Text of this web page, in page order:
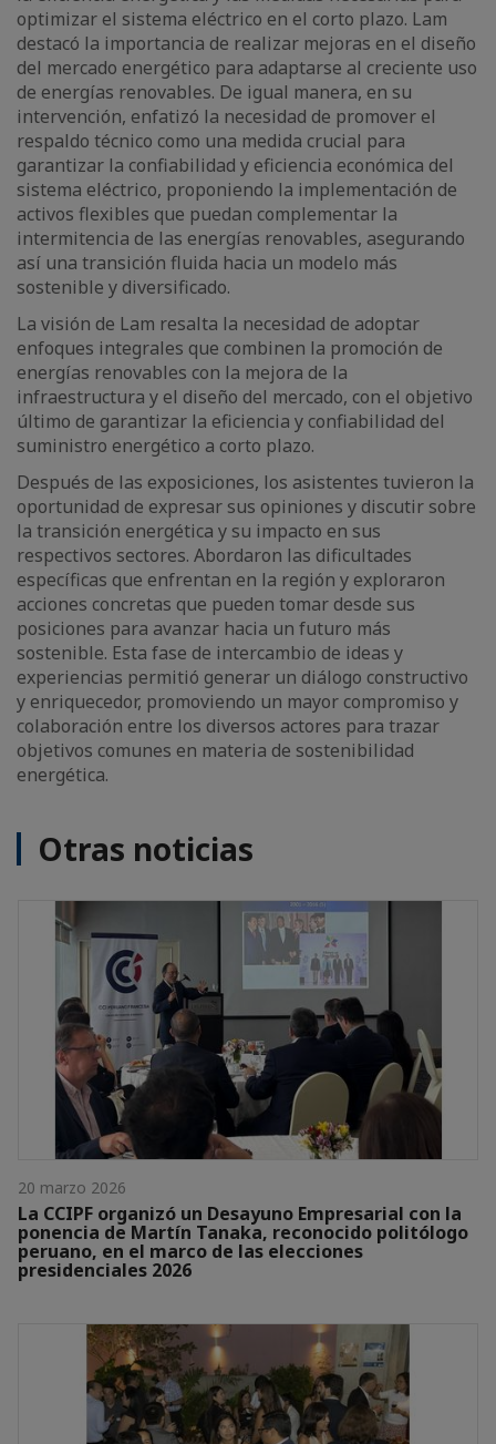
optimizar el sistema eléctrico en el corto plazo. Lam
destacó la importancia de realizar mejoras en el diseño
del mercado energético para adaptarse al creciente uso
de energías renovables. De igual manera, en su
intervención, enfatizó la necesidad de promover el
respaldo técnico como una medida crucial para
garantizar la confiabilidad y eficiencia económica del
sistema eléctrico, proponiendo la implementación de
activos flexibles que puedan complementar la
intermitencia de las energías renovables, asegurando
así una transición fluida hacia un modelo más
sostenible y diversificado.
La visión de Lam resalta la necesidad de adoptar
enfoques integrales que combinen la promoción de
energías renovables con la mejora de la
infraestructura y el diseño del mercado, con el objetivo
último de garantizar la eficiencia y confiabilidad del
suministro energético a corto plazo.
Después de las exposiciones, los asistentes tuvieron la
oportunidad de expresar sus opiniones y discutir sobre
la transición energética y su impacto en sus
respectivos sectores. Abordaron las dificultades
específicas que enfrentan en la región y exploraron
acciones concretas que pueden tomar desde sus
posiciones para avanzar hacia un futuro más
sostenible. Esta fase de intercambio de ideas y
experiencias permitió generar un diálogo constructivo
y enriquecedor, promoviendo un mayor compromiso y
colaboración entre los diversos actores para trazar
objetivos comunes en materia de sostenibilidad
energética.
Otras noticias
20 marzo 2026
La CCIPF organizó un Desayuno Empresarial con la
ponencia de Martín Tanaka, reconocido politólogo
peruano, en el marco de las elecciones
presidenciales 2026